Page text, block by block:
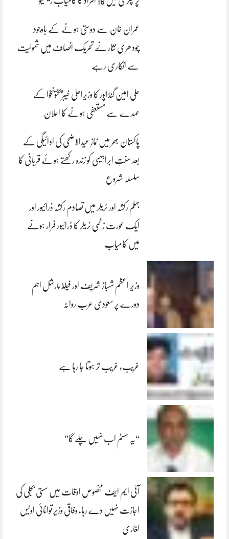
عمران خان سے دوستی ہونے کے باوجود
چودھری نثار نے تحریک انصاف میں شمولیت
سے انکاری رہے
علی امین گنڈاپور کا وزیراعلیٰ خیبرپختونخوا کے
عہدے سے مستعفی ہونے کا اعلان
پاکستان بھر میں نمازِ عیدالاضحی کی ادائیگی کے
بعد سنتِ ابراہیمی کو زندہ رکھتے ہوئے قربانی کا
سلسلہ شروع
جہلم رکشہ اور ٹریلر میں تصادم رکشہ ڈرائیور اور
ایک عورت زخمی ٹریلر کا ڈرائیور فرار ہونے
میں کامیاب
وزیر اعظم شہباز شریف اور فیلڈ مارشل اہم
دورے پر سعودی عرب روانہ
غریب، غریب تر ہوتا جا رہا ہے
“یہ سسٹم اب نہیں چلے گا”
آئی ایم ایف مخصوص اوقات میں سستی بجلی کی
اجازت نہیں دے رہا، وفاقی وزیر توانائی اویس
لغاری